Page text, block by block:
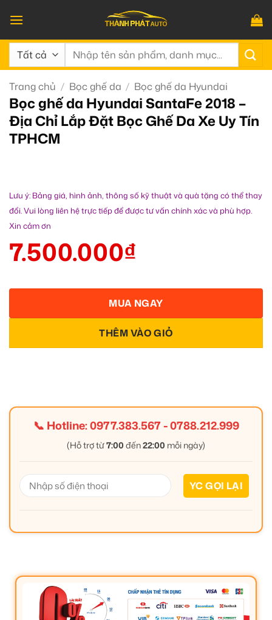
qua
nội
dung
Tìm
Trang chủ / Bọc ghế da / Bọc ghế da Hyundai
Bọc ghế da Hyundai SantaFe 2018 –
Địa Chỉ Lắp Đặt Bọc Ghế Da Xe Uy Tín
TPHCM
Lưu ý: Bảng giá, hình ảnh, thông số kỹ thuật và quà tặng có thể thay
đổi. Vui lòng liên hệ trực tiếp để được tư vấn chính xác và phù hợp.
Xin cảm ơn
7.500.000₫
THÊM VÀO GIỎ
MUA NGAY
📞 Hotline:0977.383.567-0788.212.999
(Hỗ trợ từ7:00 đến22:00 mỗi ngày)